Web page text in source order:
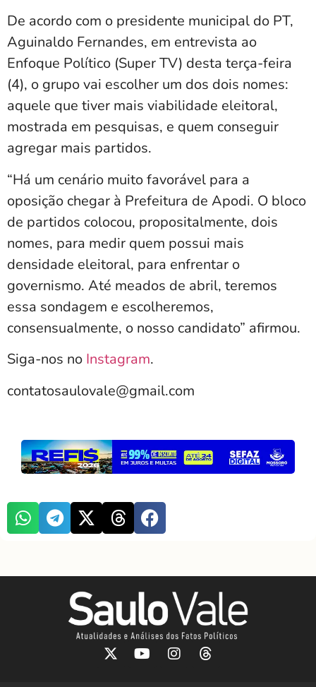
De acordo com o presidente municipal do PT,
Aguinaldo Fernandes, em entrevista ao
Enfoque Político (Super TV) desta terça-feira
(4), o grupo vai escolher um dos dois nomes:
aquele que tiver mais viabilidade eleitoral,
mostrada em pesquisas, e quem conseguir
agregar mais partidos.
“Há um cenário muito favorável para a
oposição chegar à Prefeitura de Apodi. O bloco
de partidos colocou, propositalmente, dois
nomes, para medir quem possui mais
densidade eleitoral, para enfrentar o
governismo. Até meados de abril, teremos
essa sondagem e escolheremos,
consensualmente, o nosso candidato” afirmou.
Siga-nos no Instagram.
contatosaulovale@gmail.com